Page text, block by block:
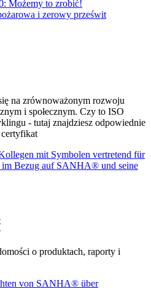
Możemy to zrobić!
i zerowy prześwit
na zrównoważonym rozwoju
i społecznym. Czy to ISO
- tutaj znajdziesz odpowiednie
o produktach, raporty i